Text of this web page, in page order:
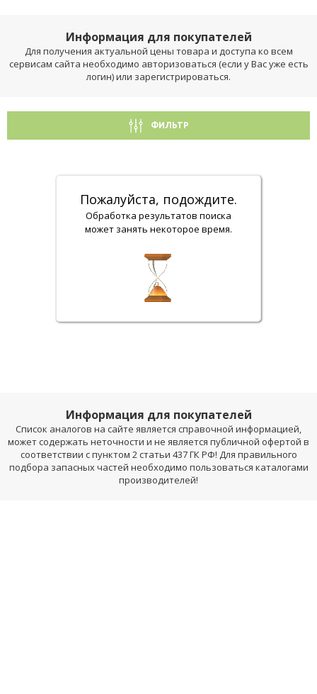
Информация для покупателей
Для получения актуальной цены товара и доступа ко всем
сервисам сайта необходимо авторизоваться (если у Вас уже есть
логин) или зарегистрироваться.
ФИЛЬТР
Пожалуйста, подождите.
Обработка результатов поиска
может занять некоторое время.
Информация для покупателей
Список аналогов на сайте является справочной информацией,
может содержать неточности и не является публичной офертой в
соответствии с пунктом 2 статьи 437 ГК РФ! Для правильного
подбора запасных частей необходимо пользоваться каталогами
производителей!